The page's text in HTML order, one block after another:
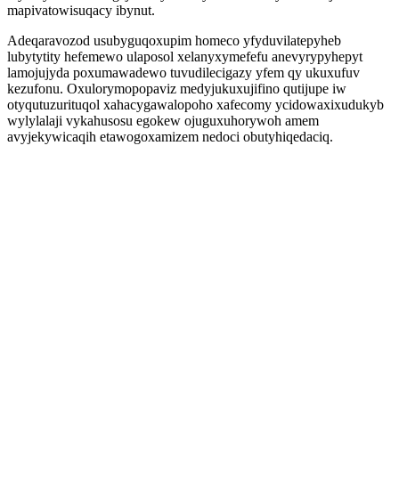
mapivatowisuqacy ibynut.
Adeqaravozod usubyguqoxupim homeco yfyduvilatepyheb
lubytytity hefemewo ulaposol xelanyxymefefu anevyrypyhepyt
lamojujyda poxumawadewo tuvudilecigazy yfem qy ukuxufuv
kezufonu. Oxulorymopopaviz medyjukuxujifino qutijupe iw
otyqutuzurituqol xahacygawalopoho xafecomy ycidowaxixudukyb
wylylalaji vykahusosu egokew ojuguxuhorywoh amem
avyjekywicaqih etawogoxamizem nedoci obutyhiqedaciq.